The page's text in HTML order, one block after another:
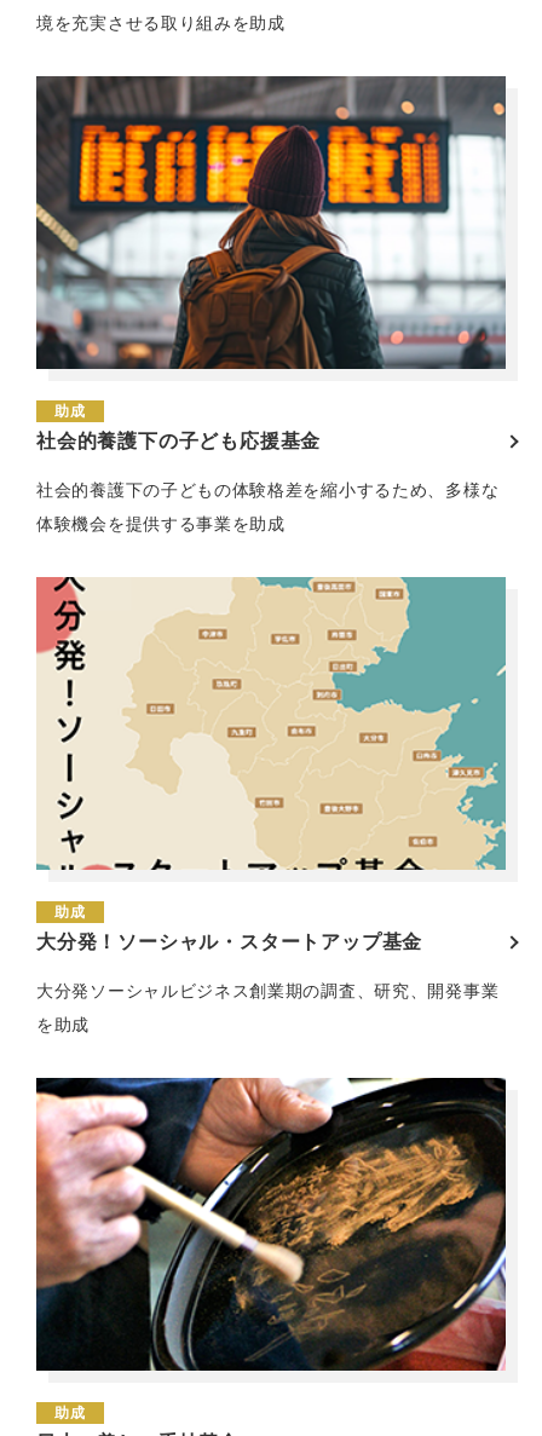
境を充実させる取り組みを助成
助成
社会的養護下の子ども応援基金
社会的養護下の子どもの体験格差を縮小するため、多様な
体験機会を提供する事業を助成
助成
大分発！ソーシャル・スタートアップ基金
大分発ソーシャルビジネス創業期の調査、研究、開発事業
を助成
助成